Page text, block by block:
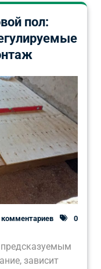
пол:
0
зависит